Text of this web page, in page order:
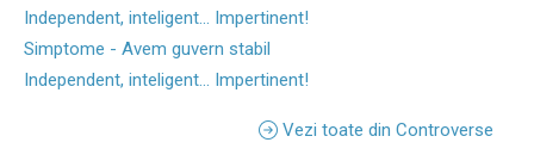
Independent, inteligent... Impertinent!
Simptome - Avem guvern stabil
Independent, inteligent... Impertinent!
Vezi toate din Controverse